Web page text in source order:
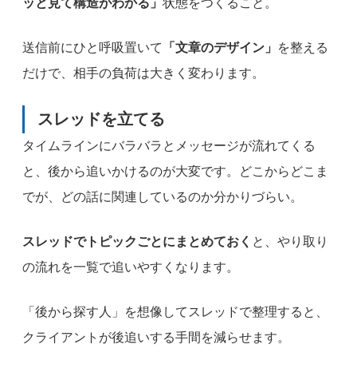
ッと見て構造がわかる」 状態をつくること。
送信前にひと呼吸置いて 「文章のデザイン」
を整える
だけで、相手の負荷は大きく変わります。
スレッドを立てる
タイムラインにバラバラとメッセージが流れてくる
と、後から追いかけるのが大変です。どこからどこま
でが、どの話に関連しているのか分かりづらい。
スレッドでトピックごとにまとめておく と、やり取り
の流れを一覧で追いやすくなります。
「後から探す人」を想像してスレッドで整理すると、
クライアントが後追いする手間を減らせます。